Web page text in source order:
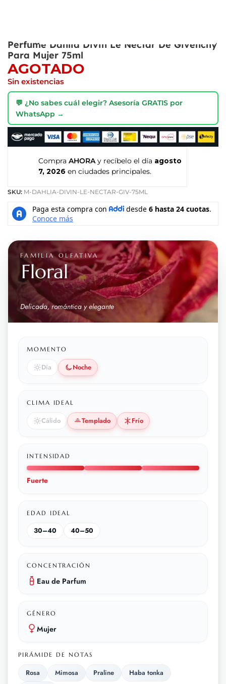
Perfume Dahlia Divin Le Nectar De Givenchy
Para Mujer 75ml
AGOTADO
Sin existencias
💬 ¿No sabes cuál elegir? Asesoría GRATIS por
WhatsApp →
Compra AHORA y recíbelo el día agosto
7, 2026 en ciudades principales.
SKU: M-DAHLIA-DIVIN-LE-NECTAR-GIV-75ML
FAMILIA OLFATIVA
Floral
Delicada, romántica y elegante
MOMENTO
Día Noche
CLIMA IDEAL
Cálido Templado Frío
INTENSIDAD
Fuerte
EDAD IDEAL
30–40 40–50
CONCENTRACIÓN
Eau de Parfum
GÉNERO
Mujer
PIRÁMIDE DE NOTAS
Rosa Mimosa Praline
Haba tonka